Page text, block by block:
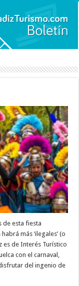
de esta fiesta
más ‘ilegales’ (o
es de Interés Turístico
con el carnaval,
del ingenio de